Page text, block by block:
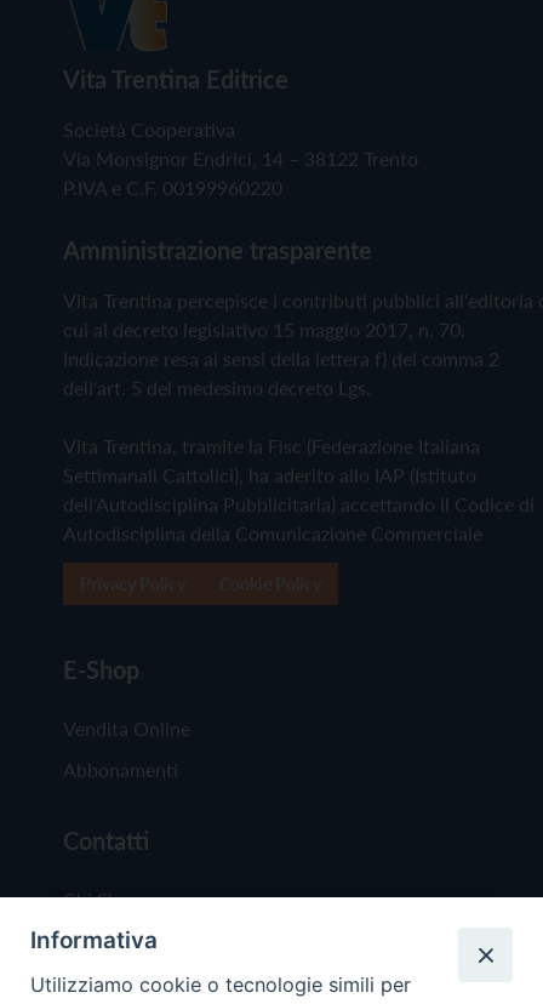
Vita Trentina Editrice
Società Cooperativa
Via Monsignor Endrici, 14 – 38122 Trento
P.IVA e C.F. 00199960220
Amministrazione trasparente
Vita Trentina percepisce i contributi pubblici all'editoria
cui al decreto legislativo 15 maggio 2017, n. 70.
Indicazione resa ai sensi della lettera f) del comma 2
dell'art. 5 del medesimo decreto Lgs.
Vita Trentina, tramite la Fisc (Federazione Italiana
Settimanali Cattolici), ha aderito allo IAP (Istituto
dell'Autodisciplina Pubblicitaria) accettando il Codice di
Autodisciplina della Comunicazione Commerciale
E-Shop
Vendita Online
Abbonamenti
Contatti
Chi Siamo
Redazione
Scrivici
Informativa
Utilizziamo cookie o tecnologie simili per